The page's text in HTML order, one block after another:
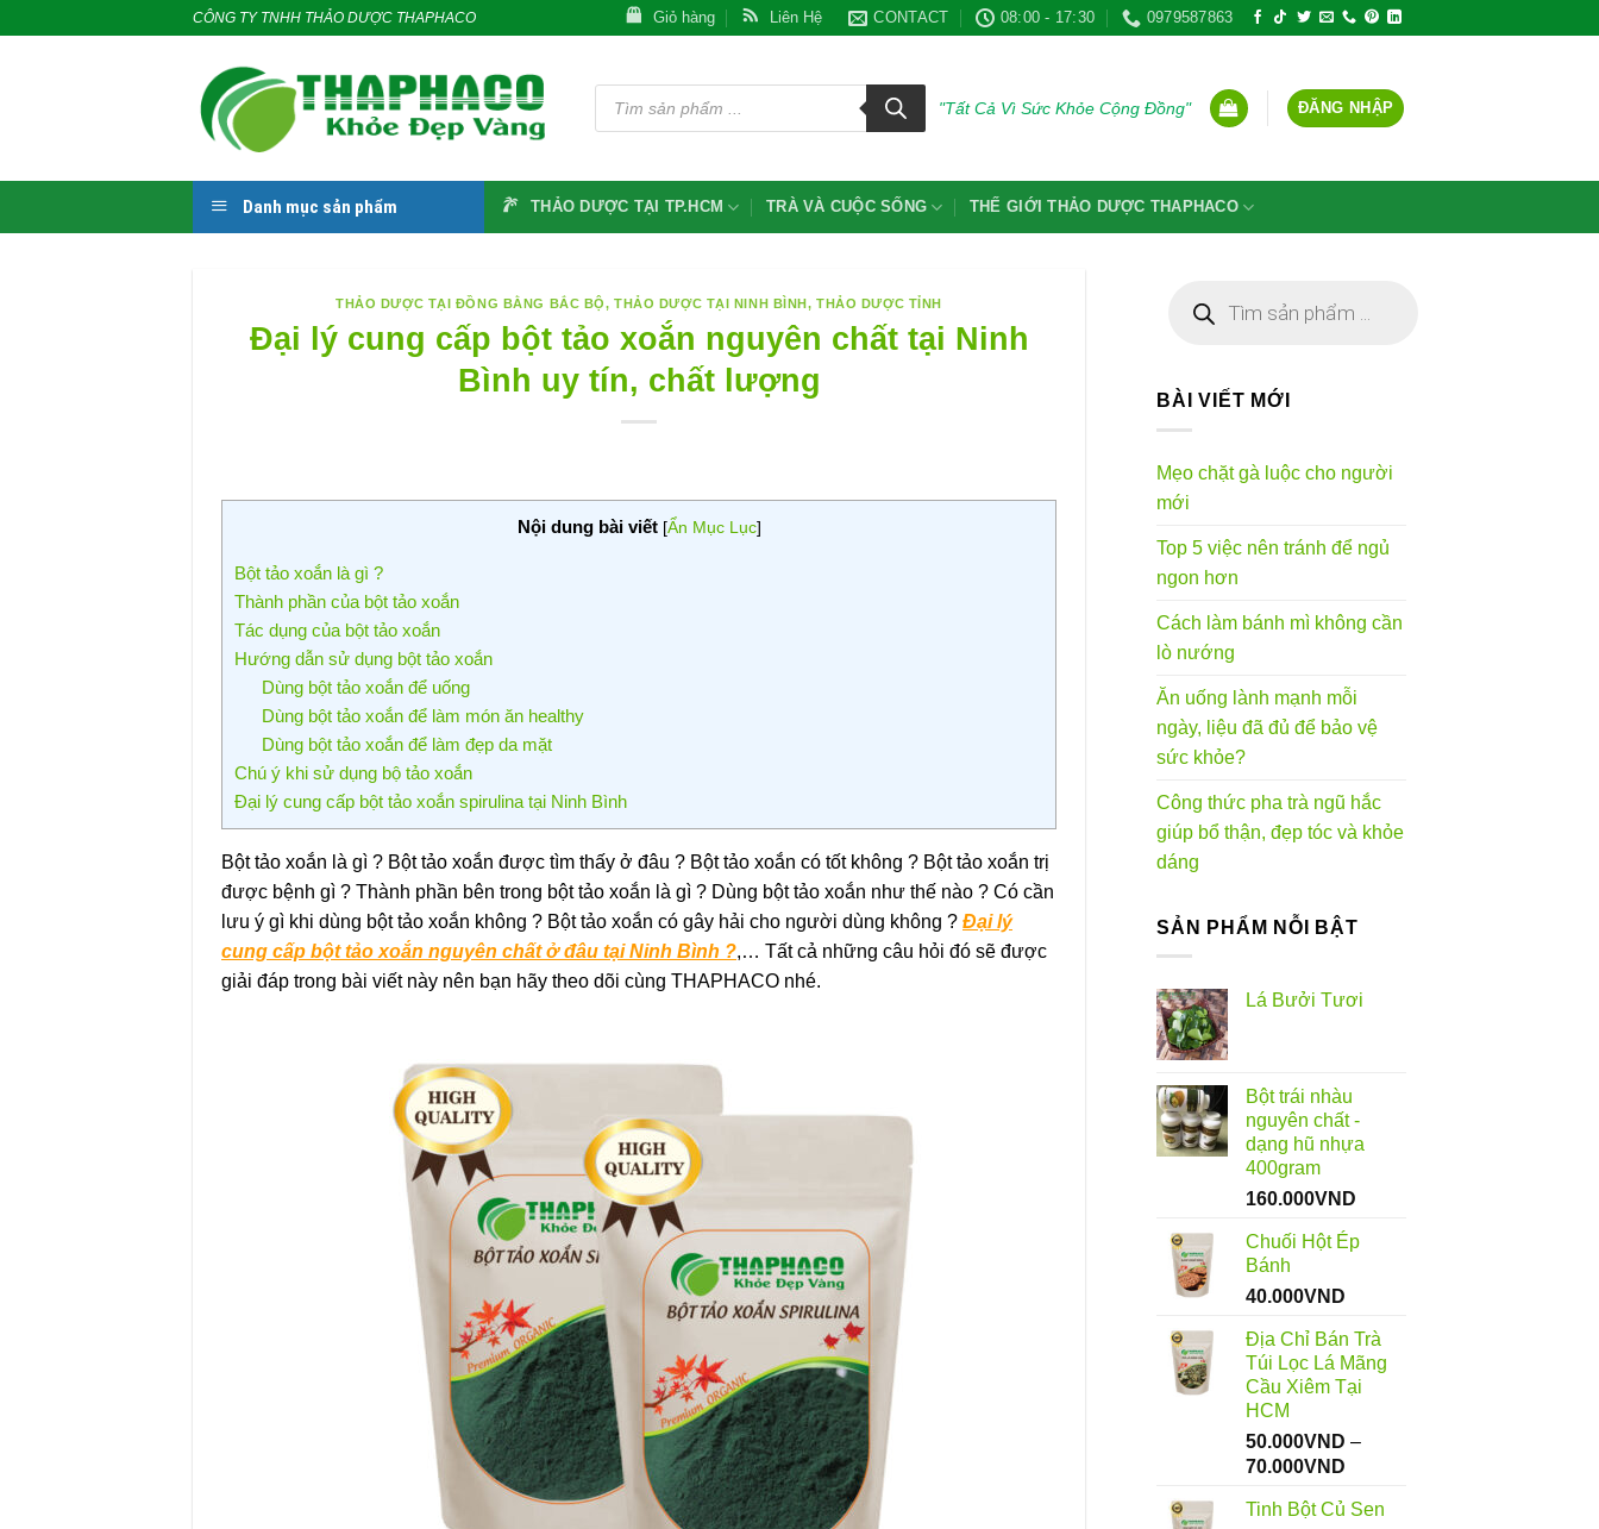
CÔNG TY TNHH THẢO DƯỢC THAPHACO Giỏ hàng Liên Hệ CONTACT 08:00 - 17:30 0979587863
Tìm
kiếm
phẩm
"Tất Cả Vì Sức Khỏe Cộng Đồng" ĐĂNG NHẬP
Danh mục sản phẩm THẢO DƯỢC TẠI TP.HCM TRÀ VÀ CUỘC SỐNG THẾ GIỚI THẢO DƯỢC THAPHACO
THẢO DƯỢC TẠI ĐỒNG BẰNG BẮC BỘ,THẢO DƯỢC TẠI NINH BÌNH,THẢO DƯỢC TỈNH
Đại lý cung cấp bột tảo xoắn nguyên chất tại Ninh
Bình uy tín, chất lượng
Nội dung bài viết [Ẩn Mục Lục]
Bột tảo xoắn là gì ?
Thành phần của bột tảo xoắn
Tác dụng của bột tảo xoắn
Hướng dẫn sử dụng bột tảo xoắn
Dùng bột tảo xoắn để uống
Dùng bột tảo xoắn để làm món ăn healthy
Dùng bột tảo xoắn để làm đẹp da mặt
Chú ý khi sử dụng bộ tảo xoắn
Đại lý cung cấp bột tảo xoắn spirulina tại Ninh Bình
Bột tảo xoắn là gì ? Bột tảo xoắn được tìm thấy ở đâu ? Bột tảo xoắn có tốt không ? Bột tảo xoắn trị
được bệnh gì ? Thành phần bên trong bột tảo xoắn là gì ? Dùng bột tảo xoắn như thế nào ? Có cần
lưu ý gì khi dùng bột tảo xoắn không ? Bột tảo xoắn có gây hải cho người dùng không ? Đại lý
cung cấp bột tảo xoắn nguyên chất ở đâu tại Ninh Bình ?,… Tất cả những câu hỏi đó sẽ được
giải đáp trong bài viết này nên bạn hãy theo dõi cùng THAPHACO nhé.
kiếm
BÀI VIẾT MỚI
Mẹo chặt gà luộc cho người
mới
Top 5 việc nên tránh để ngủ
ngon hơn
Cách làm bánh mì không cần
lò nướng
Ăn uống lành mạnh mỗi
ngày, liệu đã đủ để bảo vệ
sức khỏe?
Công thức pha trà ngũ hắc
giúp bổ thận, đẹp tóc và khỏe
dáng
SẢN PHẨM NỖI BẬT
Lá Bưởi Tươi
Bột trái nhàu
nguyên chất -
dạng hũ nhựa
400gram
160.000VND
Chuối Hột Ép
Bánh
40.000VND
Địa Chỉ Bán Trà
Túi Lọc Lá Mãng
Cầu Xiêm Tại
HCM
50.000VND –
70.000VND
từ
Tinh Bột Củ Sen